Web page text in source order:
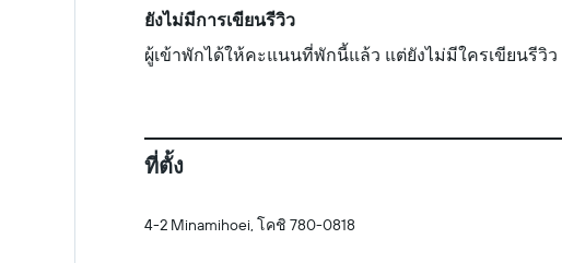
ยังไม่มีการเขียนรีวิว
ผู้เข้าพักได้ให้คะแนนที่พักนี้แล้ว แต่ยังไม่มีใครเขียนรี
ที่ตั้ง
4-2 Minamihoei, โคชิ 780-0818